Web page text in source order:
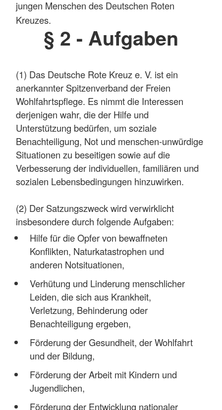
jungen Menschen des Deutschen Roten
Kreuzes.
§ 2 - Aufgaben
(1) Das Deutsche Rote Kreuz e. V. ist ein
anerkannter Spitzenverband der Freien
Wohlfahrtspflege. Es nimmt die Interessen
derjenigen wahr, die der Hilfe und
Unterstützung bedürfen, um soziale
Benachteiligung, Not und menschen-unwürdige
Situationen zu beseitigen sowie auf die
Verbesserung der individuellen, familiären und
sozialen Lebensbedingungen hinzuwirken.
(2) Der Satzungszweck wird verwirklicht
insbesondere durch folgende Aufgaben:
Hilfe für die Opfer von bewaffneten
Konflikten, Naturkatastrophen und
anderen Notsituationen,
Verhütung und Linderung menschlicher
Leiden, die sich aus Krankheit,
Verletzung, Behinderung oder
Benachteiligung ergeben,
Förderung der Gesundheit, der Wohlfahrt
und der Bildung,
Förderung der Arbeit mit Kindern und
Jugendlichen,
Förderung der Entwicklung nationaler